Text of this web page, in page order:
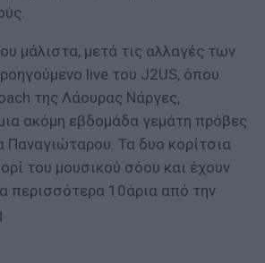
μάλιστα, μετά τις αλλαγές των
live του J2US, όπου
της Λάουρας Νάργες,
ακόμη εβδομάδα γεμάτη πρόβες
Παναγιώταρου. Τα δυο κορίτσια
του μουσικού σόου και έχουν
περισσότερα 10άρια από την